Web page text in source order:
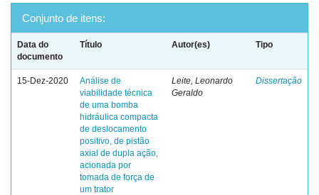
Conjunto de itens:
Data do
documento
Título Autor(es) Tipo
15-Dez-2020
Análise de
viabilidade técnica
de uma bomba
hidráulica compacta
de deslocamento
positivo, de pistão
axial de dupla ação,
acionada por
tomada de força de
um trator
Leite, Leonardo
Geraldo
Dissertação